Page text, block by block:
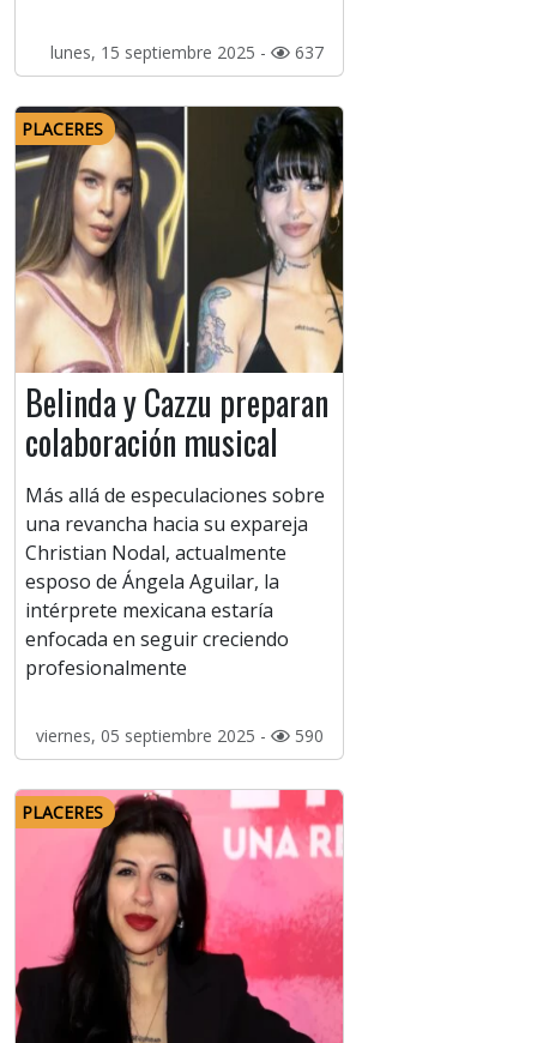
lunes, 15 septiembre 2025 - 637
PLACERES
Belinda y Cazzu preparan
colaboración musical
Más allá de especulaciones sobre
una revancha hacia su expareja
Christian Nodal, actualmente
esposo de Ángela Aguilar, la
intérprete mexicana estaría
enfocada en seguir creciendo
profesionalmente
viernes, 05 septiembre 2025 - 590
PLACERES